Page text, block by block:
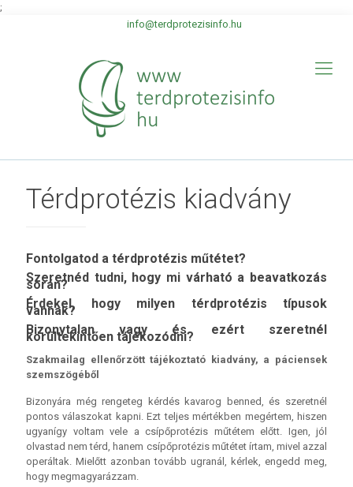
;
info@terdprotezisinfo.hu
Térdprotézis kiadvány
Fontolgatod a térdprotézis műtétet?
Szeretnéd tudni, hogy mi várható a beavatkozás
során?
Érdekel, hogy milyen térdprotézis típusok
vannak?
Bizonytalan vagy és ezért szeretnél
körültekintően tájékozódni?
Szakmailag ellenőrzött tájékoztató kiadvány, a páciensek
szemszögéből
Bizonyára még rengeteg kérdés kavarog benned, és szeretnél
pontos válaszokat kapni. Ezt teljes mértékben megértem, hiszen
ugyanígy voltam vele a csípőprotézis műtétem előtt. Igen, jól
olvastad nem térd, hanem csípőprotézis műtétet írtam, mivel azzal
operáltak. Mielőtt azonban tovább ugranál, kérlek, engedd meg,
hogy megmagyarázzam.